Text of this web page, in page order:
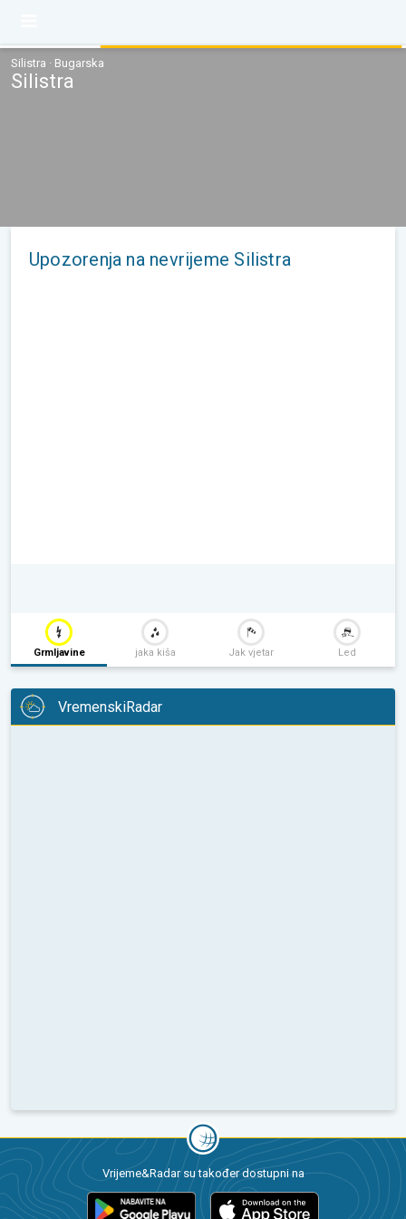
Silistra · Bugarska
Silistra
Upozorenja na nevrijeme Silistra
Grmljavine jaka kiša Jak vjetar Led
VremenskiRadar
Vrijeme&Radar su također dostupni na